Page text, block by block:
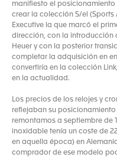
manifiesto el posicionamiento
crear la colección S/el (Sports
Executive la que marcó el
dirección, con la introducción
Heuer y con la posterior
completar la adquisición en
convertiría en la colección
en la actualidad.
Los precios de los relojes y
reflejaban su
remontamos a septiembre de
inoxidable tenía un coste de
en aquella época) en
comprador de ese modelo